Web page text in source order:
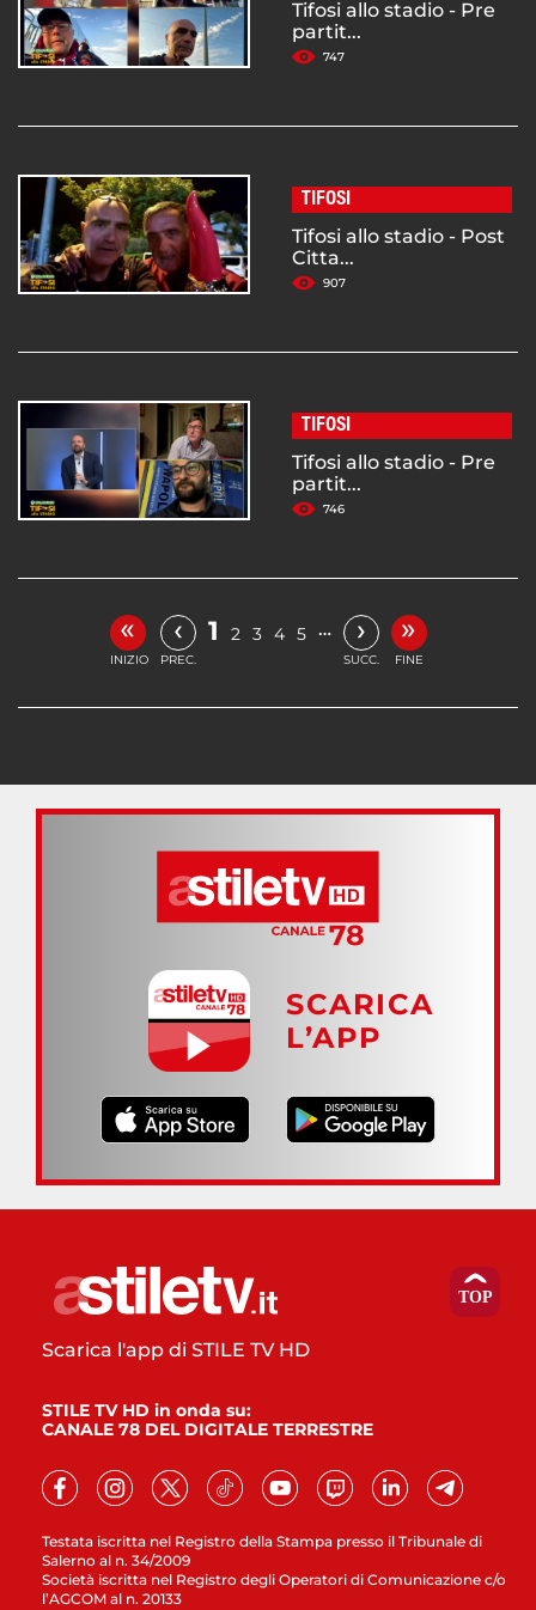
Tifosi allo stadio - Pre
partit...
747
TIFOSI
Tifosi allo stadio - Post
Citta...
907
TIFOSI
Tifosi allo stadio - Pre
partit...
746
«
INIZIO
‹
PREC.
1 2 3 4 5 … ›
SUCC.
»
FINE
SCARICA
L’APP
Testata iscritta nel Registro della Stampa presso il Tribunale di
Salerno al n. 34/2009
Società iscritta nel Registro degli Operatori di Comunicazione c/o
l’AGCOM al n. 20133
Scarica l'app di STILE TV HD
STILE TV HD in onda su:
CANALE 78 DEL DIGITALE TERRESTRE